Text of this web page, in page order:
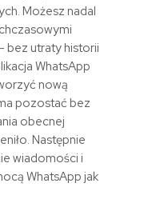
Możesz nadal
bez utraty historii
WhatsApp
nową
pozostać bez
obecnej
Następnie
wiadomości i
WhatsApp jak